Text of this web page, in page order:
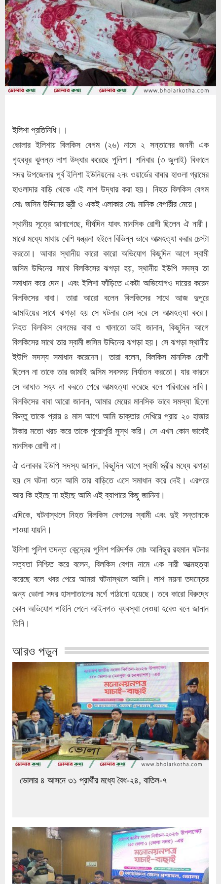
ইলিশা প্রতিনিধি।।
ভোলার ইলিশায় বিলকিস বেগম (২৬) নামে ২ সন্তানের জননী এক
গৃহবধূর ঝুলন্ত লাশ উদ্ধার করেছে পুলিশ। শনিবার (৩ জুলাই) বিকালে
সদর উপজেলার পূর্ব ইলিশা ইউনিয়নের ২নং ওয়ার্ডের বাঘার হাওলা গ্রামের
হাওলাদার বাড়ি থেকে এই লাশ উদ্ধার করা হয়। নিহত বিলকিস বেগম
মোঃ জসিম উদ্দিনের স্ত্রী ও একই এলাকার মোঃ মানিক বেপারীর মেয়ে।
স্থানীয় সূত্রে জানাগেছে, দীর্ঘদিন যাবৎ মানসিক রোগী ছিলেন ঐ নারী।
মাঝে মধ্যে মাথায় বেশি যন্ত্রনা হইলে বিভিন্ন ভাবে আত্মহত্যা করার চেস্টা
করতো। আবার স্থানীয় কারো কারো অভিযোগ কিছুদিন আগে স্বামী
জসিম উদ্দিনের সাথে বিলকিসের ঝগড়া হয়, স্থানীয় ইউপি সদস্য তা
সমাধান করে দেন। এবং ইলিশা ফাঁড়িতে একটা অভিযোগও দায়ের করেন
বিলকিসের বাবা। তারা আরো বলেন বিলকিসের সাথে আজ দুপুরে
জামাইয়ের সাথে ঝগড়া হয় সে ঘটনার রেস দরে সে আত্মহত্যা করে।
নিহত বিলকিস বেগমের বাবা ও খালাতো ভাই জানান, কিছুদিন আগে
বিলকিসের সাথে তার স্বামী জসিম উদ্দিনের ঝগড়া হয়। সে ঝগড়া স্থানীয়
ইউপি সদস্য সমাধান করেদেন। তারা বলেন, বিলকিস মানসিক রোগী
ছিলেন না তাকে তার জামাই জসিম সবসময় নির্যাতন করতো। যার কারনে
সে আঘাত সহ্য না করতে পেরে আত্মহত্যা করেছে বলে পরিবারের দাবি।
বিলকিসের বাবা আরো জানান, আমার মেয়ের মানসিক ভাবে সমস্যা ছিলো
কিন্তু তাকে প্রায় ৪ মাস আগে আমি ডাক্তার দেখিয়ে প্রায় ২০ হাজার
টাকার মতো খরচ করে তাকে পুরোপুরি সুস্থ করি। সে এখন কোন ভাবেই
মানসিক রোগী না।
ঐ এলাকার ইউপি সদস্য জানান, কিছুদিন আগে স্বামী স্ত্রীর মধ্যে ঝগড়া
হয় সে ঘটনা শুনে আমি তার বাড়িতে এসে সমাধান করে দেই। এরপরে
আর কি হইছে না হইছে আমি এই ব্যাপারে কিছু জানিনা।
এদিকে, ঘটনাস্থলে নিহত বিলকিস বেগমের স্বামী এবং দুই সন্তানকে
পাওয়া যায়নি।
ইলিশা পুলিশ তদন্ত কেন্দ্রের পুলিশ পরিদর্শক মোঃ আনিছুর রহমান ঘটনার
সত্যতা নিশ্চিত করে বলেন, বিলকিস বেগম নামে এক নারী আত্মহত্যা
করেছে বলে খবর পেয়ে আমরা ঘটনাস্থলে আসি। লাশ ময়না তদন্তের
জন্য ভোলা সদর হাসপাতালের মর্গে পাঠানো হয়েছে। তবে কারো বিরুদ্ধে
কোন অভিযোগ পাইনি পেলে আইনগত ব্যবস্থা নেওয়া হবেও বলে জানান
তিনি।
আরও পড়ুন
ভোলার ৪ আসনে ৩১ প্রার্থীর মধ্যে বৈধ-২৪, বাতিল-৭